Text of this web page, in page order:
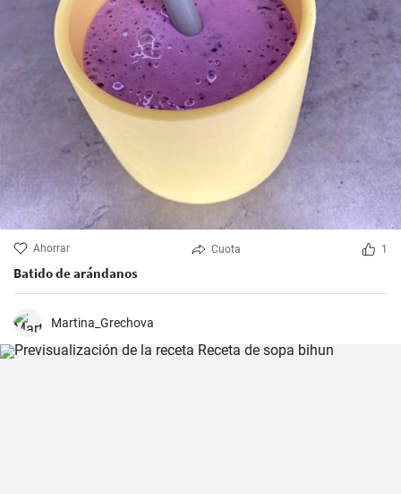
Ahorrar Cuota 1
Batido de arándanos
Martina_Grechova